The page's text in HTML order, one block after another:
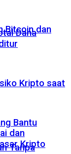
Bitcoin dan
Bantu
Tanpa
Dana
Kripto saat
dan
Kripto